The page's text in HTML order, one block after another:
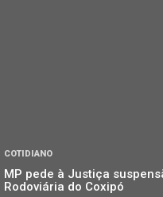
COTIDIANO
MP pede à Justiça
Rodoviária do Coxipó